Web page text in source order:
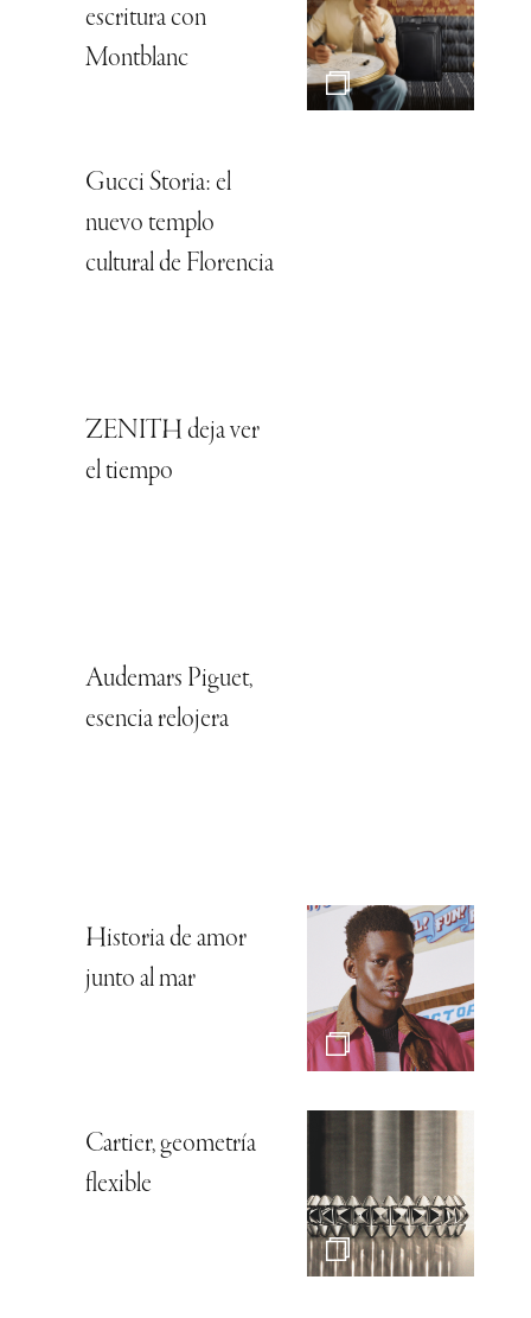
escritura con
Montblanc
Gucci Storia: el
nuevo templo
cultural de Florencia
ZENITH deja ver
el tiempo
Audemars Piguet,
esencia relojera
Historia de amor
junto al mar
Cartier, geometría
flexible